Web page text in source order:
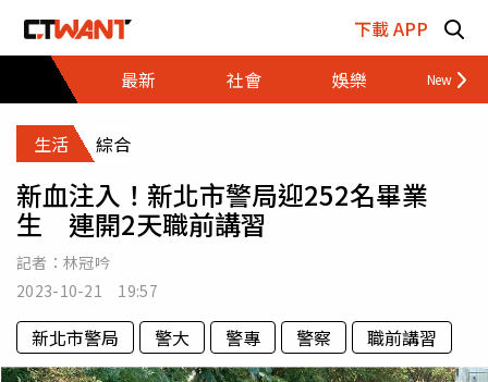
下載 APP
最新
社會 娛樂 財經
生活 綜合
新血注入！新北市警局迎252名畢業
生 連開2天職前講習
記者： 林冠吟
2023-10-21 19:57
新北市警局 警大 警專 警察 職前講習